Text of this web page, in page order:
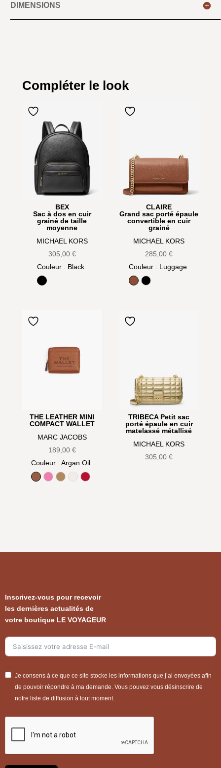
DIMENSIONS
Compléter le look
BEX
Sac à dos en cuir
grainé de taille
moyenne
MICHAEL KORS
305,00 €
Couleur : Black
Black
CLAIRE
Grand sac porté épaule
convertible en cuir
grainé
MICHAEL KORS
285,00€
Couleur: Luggage
Luggage
Noir
THE LEATHER MINI
COMPACT WALLET
MARC JACOBS
189,00 €
Couleur : Argan Oil
Argan Oil
Bow pink
CamelCottonTrue Red
TRIBECA Petit sac
porté épaule en cuir
matelassé métallisé
MICHAEL KORS
305,00€
Inscrivez-vous pour recevoir
les dernières actualités de
votre boutique LE VOYAGEUR
Je consens à ce que ce site stocke les informations que j’ai envoyées afin
de pouvoir répondre à ma demande. Vous pouvez vous désinscrire de
notre liste de diffusion à tout moment.